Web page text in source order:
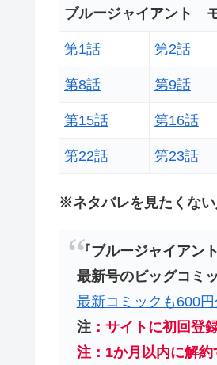
ブルージャイアント
第1話 第2話
第8話 第9話
第15話 第16話
第22話 第23話
※ネタバレを見たくな
『ブルージャイアン
最新号のビッグコミ
最新コミックも600
注：サイトに初回登
注：1か月以内に解